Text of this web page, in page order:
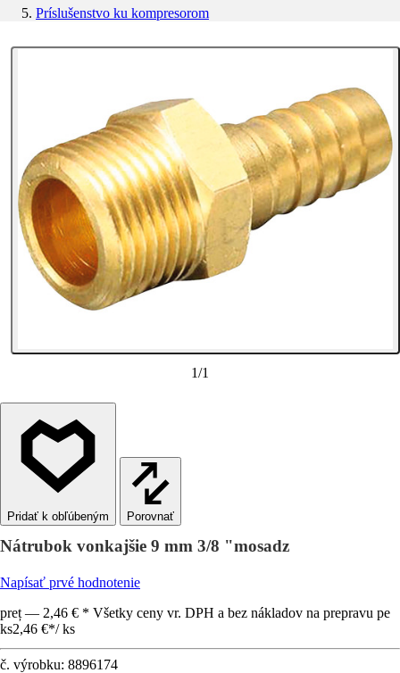
Príslušenstvo ku kompresorom
1/1
Porovnať
Nátrubok vonkajšie 9 mm 3/8 "mosadz
Napísať prvé hodnotenie
preț — 2,46 € * Všetky ceny vr. DPH a bez nákladov na prepravu pe
ks2,46 €*/ ks
č. výrobku: 8896174